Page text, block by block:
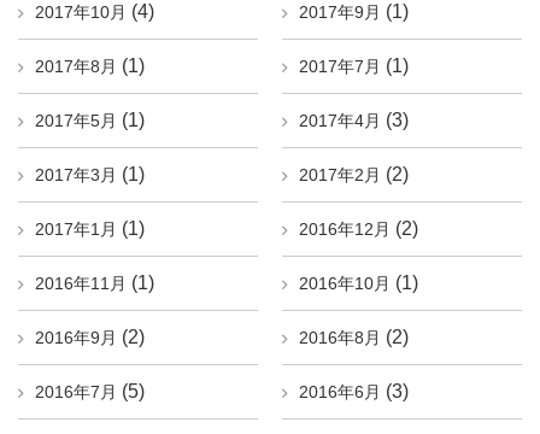
2017年10月 (4) 2017年9月 (1)
2017年8月 (1) 2017年7月 (1)
2017年5月 (1) 2017年4月 (3)
2017年3月 (1) 2017年2月 (2)
2017年1月 (1) 2016年12月 (2)
2016年11月 (1) 2016年10月 (1)
2016年9月 (2) 2016年8月 (2)
2016年7月 (5) 2016年6月 (3)